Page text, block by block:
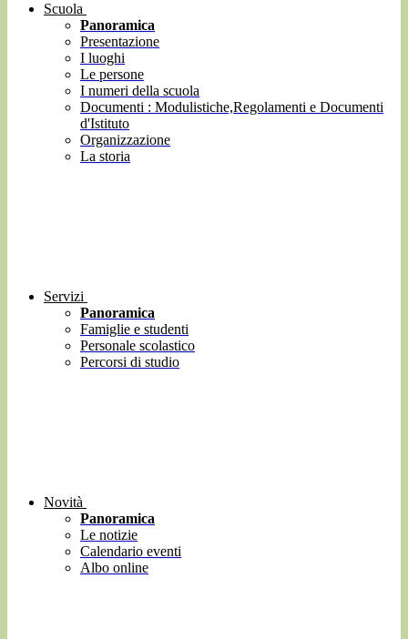
Scuola
Panoramica
Presentazione
I luoghi
Le persone
I numeri della scuola
Documenti : Modulistiche,Regolamenti e Documenti
d'Istituto
Organizzazione
La storia
Servizi
Panoramica
Famiglie e studenti
Personale scolastico
Percorsi di studio
Novità
Panoramica
Le notizie
Calendario eventi
Albo online